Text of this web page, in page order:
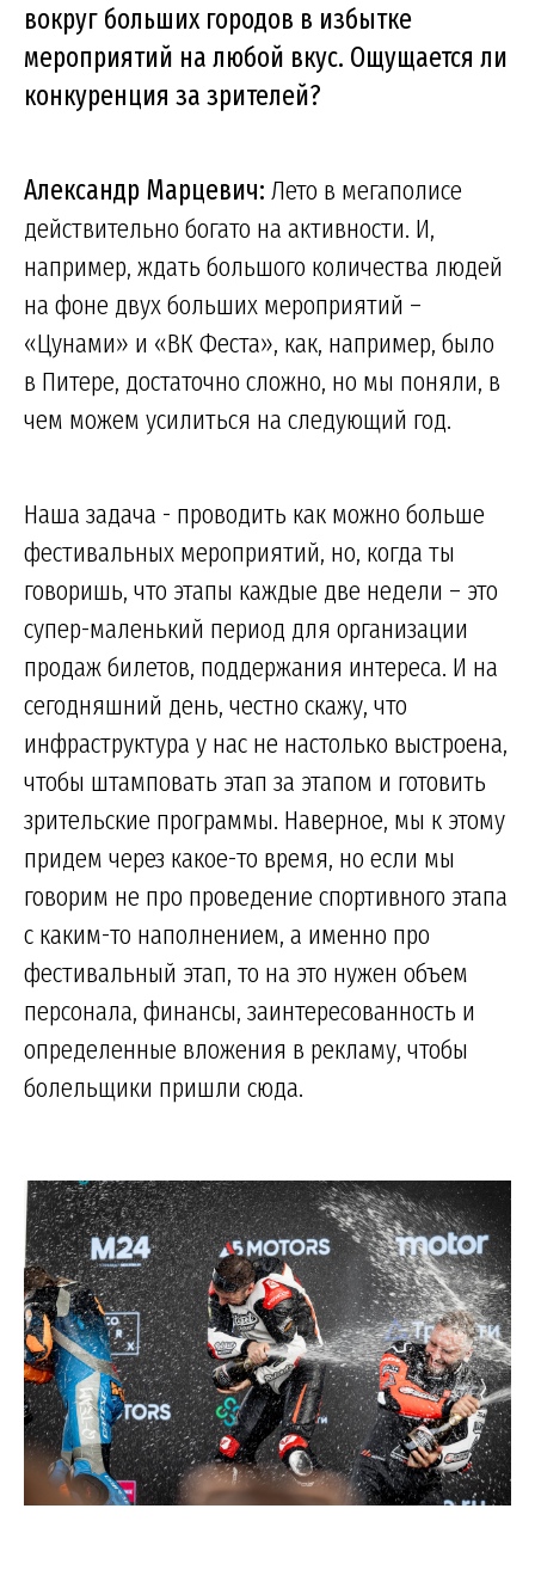
вокруг больших городов в избытке
мероприятий на любой вкус. Ощущается ли
конкуренция за зрителей?
Александр Марцевич: Лето в мегаполисе
действительно богато на активности. И,
например, ждать большого количества людей
на фоне двух больших мероприятий –
«Цунами» и «ВК Феста», как, например, было
в Питере, достаточно сложно, но мы поняли, в
чем можем усилиться на следующий год.
Наша задача - проводить как можно больше
фестивальных мероприятий, но, когда ты
говоришь, что этапы каждые две недели – это
супер-маленький период для организации
продаж билетов, поддержания интереса. И на
сегодняшний день, честно скажу, что
инфраструктура у нас не настолько выстроена,
чтобы штамповать этап за этапом и готовить
зрительские программы. Наверное, мы к этому
придем через какое-то время, но если мы
говорим не про проведение спортивного этапа
с каким-то наполнением, а именно про
фестивальный этап, то на это нужен объем
персонала, финансы, заинтересованность и
определенные вложения в рекламу, чтобы
болельщики пришли сюда.